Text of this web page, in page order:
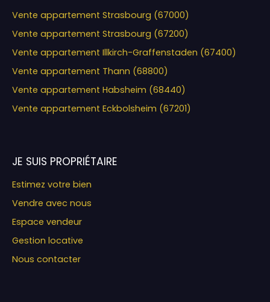
Vente appartement Strasbourg (67000)
Vente appartement Strasbourg (67200)
Vente appartement Illkirch-Graffenstaden (67400)
Vente appartement Thann (68800)
Vente appartement Habsheim (68440)
Vente appartement Eckbolsheim (67201)
JE SUIS PROPRIÉTAIRE
Estimez votre bien
Vendre avec nous
Espace vendeur
Gestion locative
Nous contacter